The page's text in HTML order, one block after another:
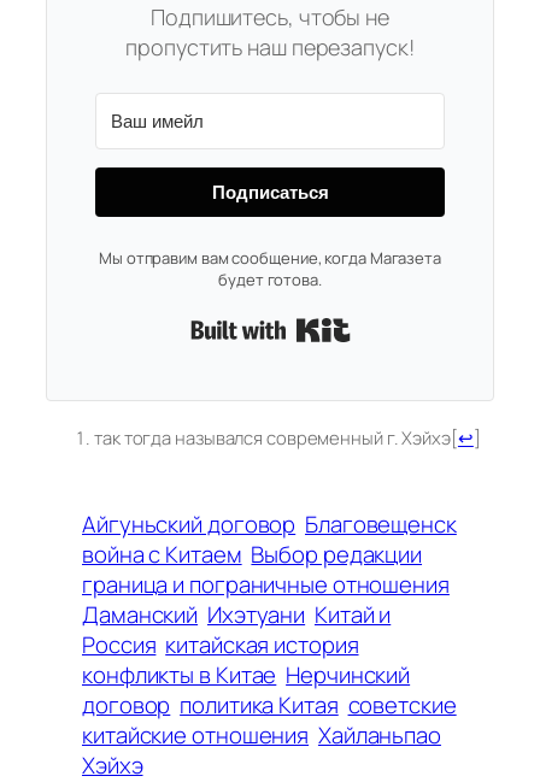
Подпишитесь, чтобы не
пропустить наш перезапуск!
Подписаться
Мы отправим вам сообщение, когда Магазета
будет готова.
так тогда назывался современный г. Хэйхэ[↩]
Айгуньский договор Благовещенск
война с Китаем Выбор редакции
граница и пограничные отношения
Даманский Ихэтуани Китай и
Россия китайская история
конфликты в Китае Нерчинский
договор политика Китая советские
китайские отношения Хайланьпао
Хэйхэ